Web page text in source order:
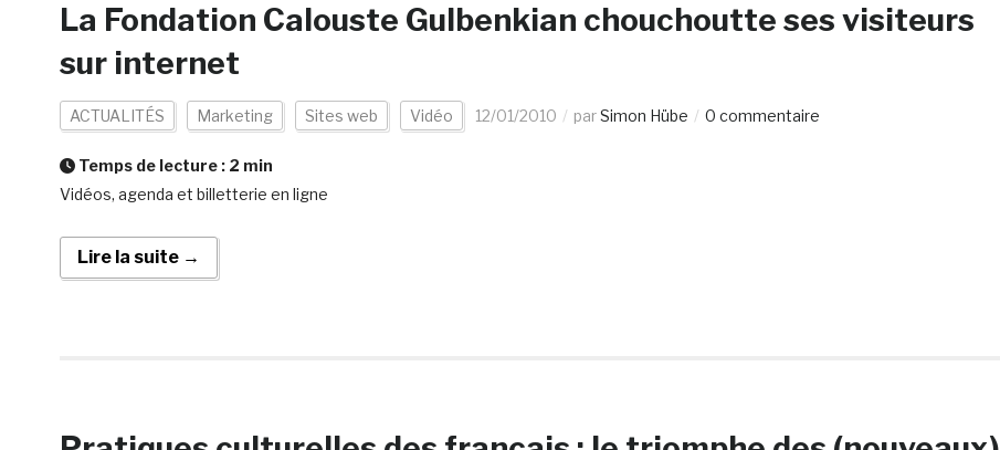
La Fondation Calouste Gulbenkian chouchoutte ses visiteurs
sur internet
ACTUALITÉS Marketing Sites web Vidéo 12/01/2010 parSimon Hübe 0 commentaire
Temps de lecture : 2 min
Vidéos, agenda et billetterie en ligne
Lire la suite →